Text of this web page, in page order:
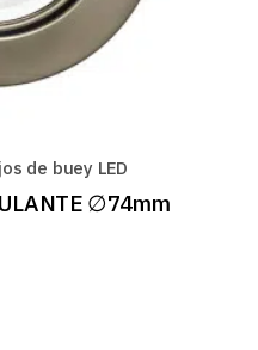
de buey LED
∅74mm